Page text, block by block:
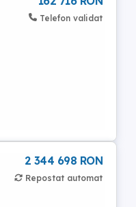
Telefon validat
2 344 698 RON
Repostat automat